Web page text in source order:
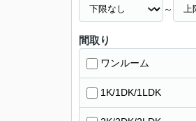
～
間取り
ワンルーム
1K/1DK/1LDK